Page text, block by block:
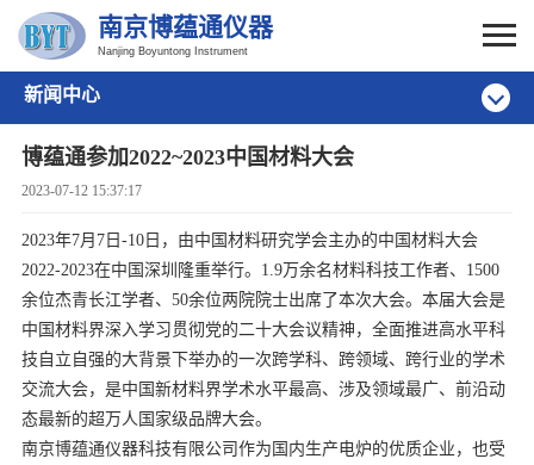
南京博蕴通仪器
Nanjing Boyuntong Instrument
新闻中心
博蕴通参加2022~2023中国材料大会
2023-07-12 15:37:17
2023年7月7日-10日，由中国材料研究学会主办的中国材料大会
2022-2023在中国深圳隆重举行。1.9万余名材料科技工作者、1500
余位杰青长江学者、50余位两院院士出席了本次大会。本届大会是
中国材料界深入学习贯彻党的二十大会议精神，全面推进高水平科
技自立自强的大背景下举办的一次跨学科、跨领域、跨行业的学术
交流大会，是中国新材料界学术水平最高、涉及领域最广、前沿动
态最新的超万人国家级品牌大会。
南京博蕴通仪器科技有限公司作为国内生产电炉的优质企业，也受